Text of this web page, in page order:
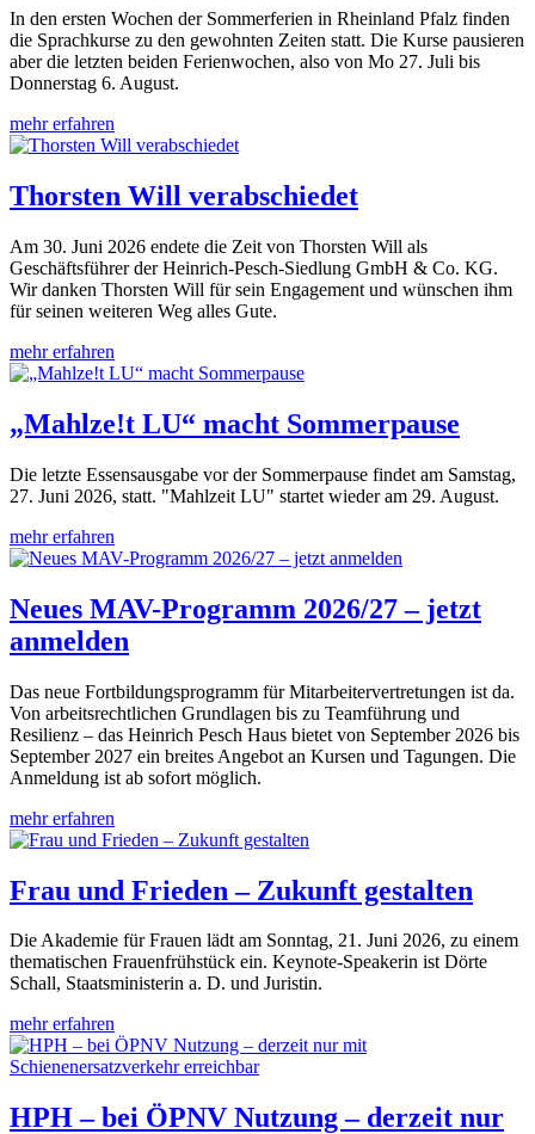
In den ersten Wochen der Sommerferien in Rheinland Pfalz finden
die Sprachkurse zu den gewohnten Zeiten statt. Die Kurse pausieren
aber die letzten beiden Ferienwochen, also von Mo 27. Juli bis
Donnerstag 6. August.
mehr erfahren
Thorsten Will verabschiedet
Am 30. Juni 2026 endete die Zeit von Thorsten Will als
Geschäftsführer der Heinrich-Pesch-Siedlung GmbH & Co. KG.
Wir danken Thorsten Will für sein Engagement und wünschen ihm
für seinen weiteren Weg alles Gute.
mehr erfahren
„Mahlze!t LU“ macht Sommerpause
Die letzte Essensausgabe vor der Sommerpause findet am Samstag,
27. Juni 2026, statt. "Mahlzeit LU" startet wieder am 29. August.
mehr erfahren
Neues MAV-Programm 2026/27 – jetzt
anmelden
Das neue Fortbildungsprogramm für Mitarbeitervertretungen ist da.
Von arbeitsrechtlichen Grundlagen bis zu Teamführung und
Resilienz – das Heinrich Pesch Haus bietet von September 2026 bis
September 2027 ein breites Angebot an Kursen und Tagungen. Die
Anmeldung ist ab sofort möglich.
mehr erfahren
Frau und Frieden – Zukunft gestalten
Die Akademie für Frauen lädt am Sonntag, 21. Juni 2026, zu einem
thematischen Frauenfrühstück ein. Keynote-Speakerin ist Dörte
Schall, Staatsministerin a. D. und Juristin.
mehr erfahren
HPH – bei ÖPNV Nutzung – derzeit nur